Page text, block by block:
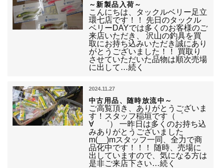
～新製品入荷～
こんにちは、タックルベリー足立
環七店です！！ 先日のタックル
ベリーDAYでは多くのお客様のご
来店いただき、 沢山の釣具を買
取にお持ち込みいただき誠にあり
がとうございました！！ 買取り
させていただいた品物は順次売場
に出して…続く
2024.11.27
中古用品、随時放流中～
ご高覧頂き、ありがとうございま
す！スタッフ稲垣です（゜
∀ ゜） 一昨日は多くのお持ち込
みありがとうございました
m(__)mスタッフ一同、全力で商
品化中です！！！ 随時、売場に
出していますので、気になる方は
是非ご来店下さい…続く